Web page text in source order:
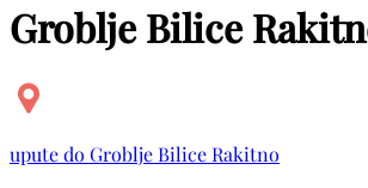
Groblje Bilice
upute do Groblje Bilice Rakitno